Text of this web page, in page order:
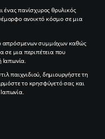
ένας πανίσχυρος θρυλικός
ανοικτό κόσμο σε μια
απρόσμενων συμμάχων καθώς
σε μια περιπέτεια που
Ιαπωνία.
παιχνιδιού, δημιουργήστε τη
το κρησφύγετό σας και